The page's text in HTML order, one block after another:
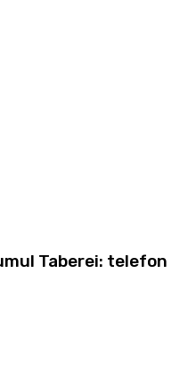
Taberei: telefon